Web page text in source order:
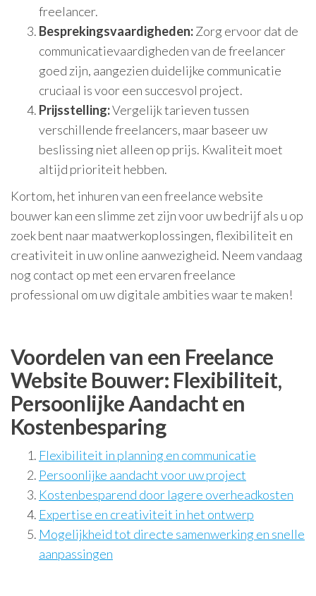
freelancer.
Besprekingsvaardigheden:Zorg ervoor dat de
communicatievaardigheden van de freelancer
goed zijn, aangezien duidelijke communicatie
cruciaal is voor een succesvol project.
Prijsstelling:Vergelijk tarieven tussen
verschillende freelancers, maar baseer uw
beslissing niet alleen op prijs. Kwaliteit moet
altijd prioriteit hebben.
Kortom, het inhuren van een freelance website
bouwer kan een slimme zet zijn voor uw bedrijf als u op
zoek bent naar maatwerkoplossingen, flexibiliteit en
creativiteit in uw online aanwezigheid. Neem vandaag
nog contact op met een ervaren freelance
professional om uw digitale ambities waar te maken!
Voordelen van een Freelance
Website Bouwer: Flexibiliteit,
Persoonlijke Aandacht en
Kostenbesparing
Flexibiliteit in planning en communicatie
Persoonlijke aandacht voor uw project
Kostenbesparend door lagere overheadkosten
Expertise en creativiteit in het ontwerp
Mogelijkheid tot directe samenwerking en snelle
aanpassingen